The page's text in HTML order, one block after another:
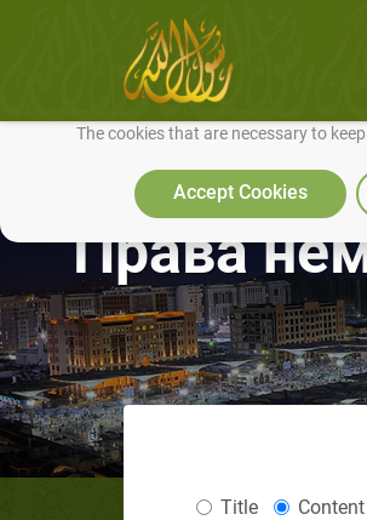
We use cookies to make our site work well
The cookies that are necessary to
Accept Cookies
Права
Title Content